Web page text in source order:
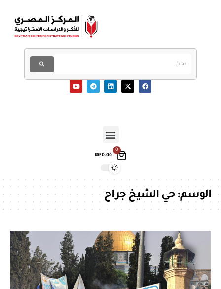
0
EGP0.00
الوسم:حي الشيخ جراح